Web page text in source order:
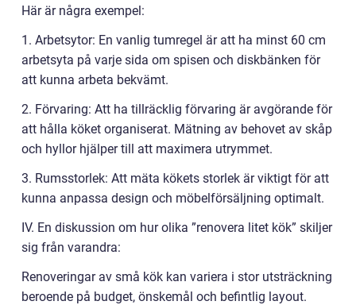
Här är några exempel:
1. Arbetsytor: En vanlig tumregel är att ha minst 60 cm
arbetsyta på varje sida om spisen och diskbänken för
att kunna arbeta bekvämt.
2. Förvaring: Att ha tillräcklig förvaring är avgörande för
att hålla köket organiserat. Mätning av behovet av skåp
och hyllor hjälper till att maximera utrymmet.
3. Rumsstorlek: Att mäta kökets storlek är viktigt för att
kunna anpassa design och möbelförsäljning optimalt.
IV. En diskussion om hur olika ”renovera litet kök” skiljer
sig från varandra:
Renoveringar av små kök kan variera i stor utsträckning
beroende på budget, önskemål och befintlig layout.